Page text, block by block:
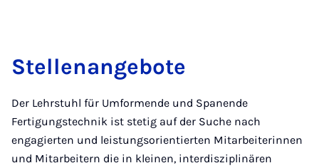
Stellenangebote
Der Lehrstuhl für Umformende und Spanende
Fertigungstechnik ist stetig auf der Suche nach
engagierten und leistungsorientierten Mitarbeiterinnen
und Mitarbeitern die in kleinen, interdisziplinären